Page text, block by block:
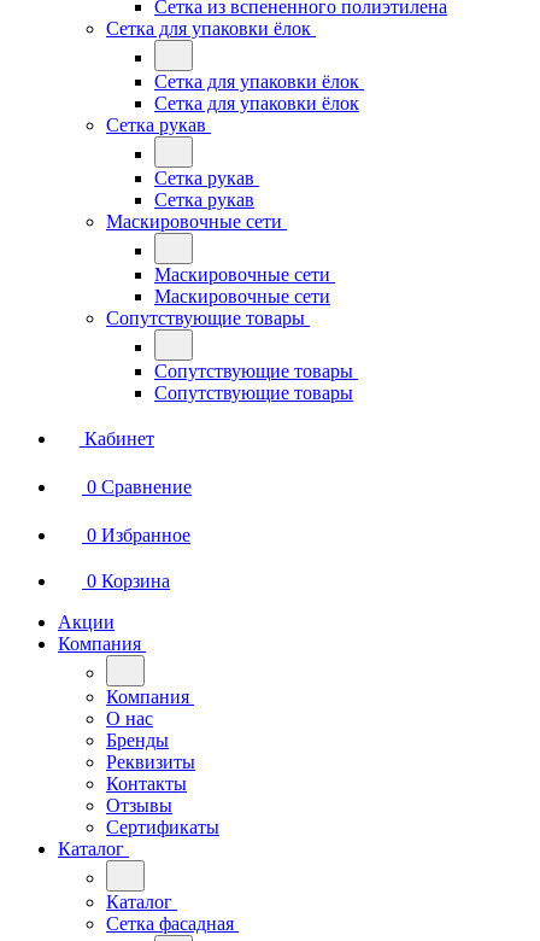
Сетка из вспененного полиэтилена
Сетка для упаковки ёлок
Сетка для упаковки ёлок
Сетка для упаковки ёлок
Сетка рукав
Сетка рукав
Сетка рукав
Маскировочные сети
Маскировочные сети
Маскировочные сети
Сопутствующие товары
Сопутствующие товары
Сопутствующие товары
Кабинет
0 Сравнение
0 Избранное
0 Корзина
Акции
Компания
Компания
О нас
Бренды
Реквизиты
Контакты
Отзывы
Сертификаты
Каталог
Каталог
Сетка фасадная